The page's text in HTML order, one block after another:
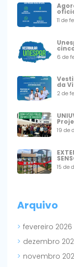
11 de
6 de
da
2 de
19 de
15 de
Arquivo
fevereiro 2026
dezembro
novembro